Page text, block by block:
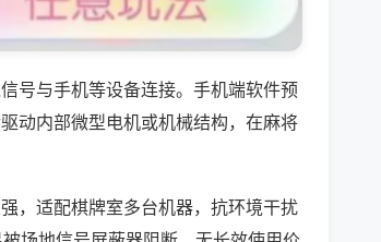
号与手机等设备连接。手机端软件预
动内部微型电机或机械结构，在麻将
，适配棋牌室多台机器，抗环境干扰